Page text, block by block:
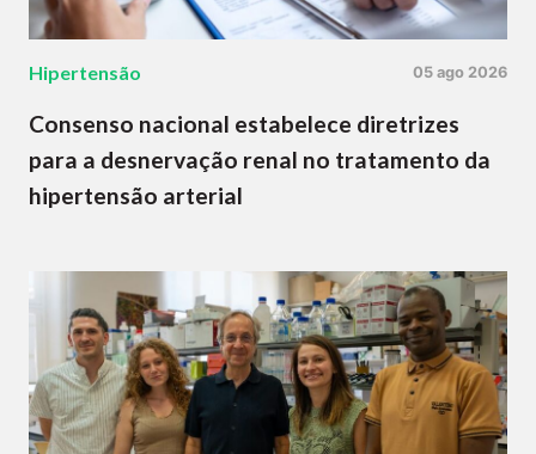
Hipertensão 05 ago 2026
Consenso nacional estabelece diretrizes
para a desnervação renal no tratamento da
hipertensão arterial